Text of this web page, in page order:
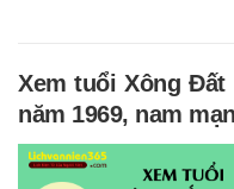
Xem tuổi Xông
năm 1969, nam